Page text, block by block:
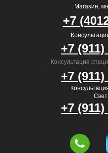
Магазин,
Консультация
+7
+7
+7
+7